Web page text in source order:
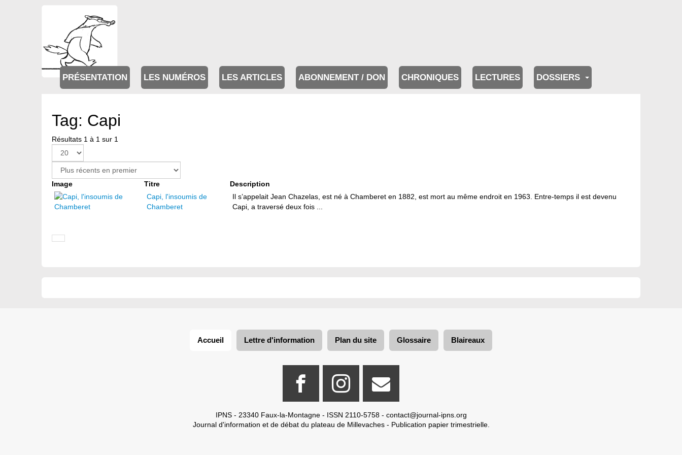
PRÉSENTATION LES NUMÉROS LES ARTICLES ABONNEMENT / DON CHRONIQUES LECTURES DOSSIERS
Tag: Capi
Résultats 1 à 1 sur 1
Image Titre
Description
Capi, l'insoumis de
Chamberet
Il s’appelait Jean Chazelas, est né à Chamberet en 1882, est mort au même endroit en 1963. Entre-temps il est devenu
Capi, a traversé deux fois ...
Accueil Lettre d'information Plan du site Glossaire Blaireaux
IPNS - 23340 Faux-la-Montagne - ISSN 2110-5758 - contact@journal-ipns.org
Journal d'information et de débat du plateau de Millevaches - Publication papier trimestrielle.